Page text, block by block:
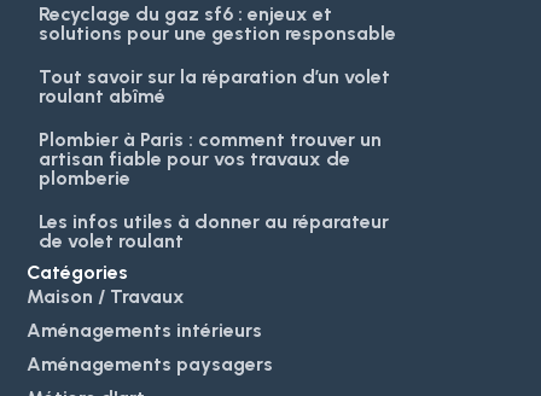
Recyclage du gaz sf6 : enjeux et
solutions pour une gestion responsable
Tout savoir sur la réparation d’un volet
roulant abîmé
Plombier à Paris : comment trouver un
artisan fiable pour vos travaux de
plomberie
Les infos utiles à donner au réparateur
de volet roulant
Catégories
Maison / Travaux
Aménagements intérieurs
Aménagements paysagers